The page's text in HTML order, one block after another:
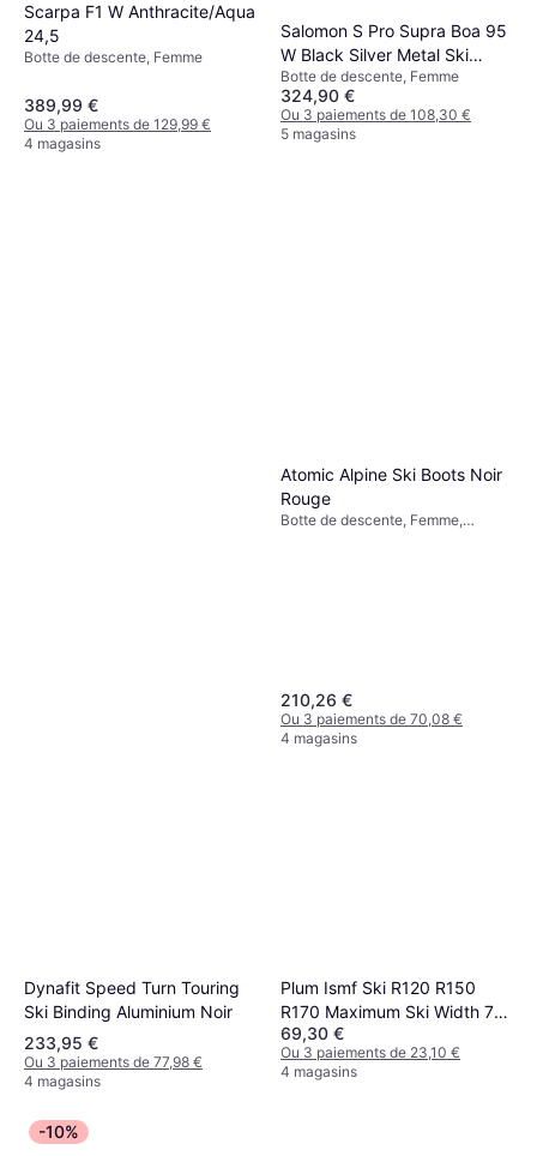
Trespass Qiklock - Black
Bâton de ski de descente, Senior
19,99 €
Ou 3 paiements de 6,66 €
6 magasins
Scarpa F1 W Anthracite/Aqua
24,5
Botte de descente, Femme
389,99 €
Ou 3 paiements de 129,99 €
4 magasins
Salomon S Pro Supra Boa 95
W Black Silver Metal Ski
Boots - Noir/Gris
Botte de descente, Femme
324,90 €
Ou 3 paiements de 108,30 €
5 magasins
Black Crows Pack Octo 2026
Skis All-Mountain Jaune
Atomic Alpine Ski Boots Noir
Rouge
Botte de descente, Femme,
210,26 €
Ou 3 paiements de 70,08 €
4 magasins
Dynafit Speed Turn Touring
Ski Binding Aluminium Noir
233,95 €
Ou 3 paiements de 77,98 €
4 magasins
Plum Ismf Ski R120 R150
R170 Maximum Ski Width 70
Mm Brakes Argenté
69,30 €
Ou 3 paiements de 23,10 €
4 magasins
-10%